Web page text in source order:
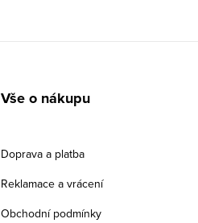
Vše o nákupu
Doprava a platba
Reklamace a vrácení
Obchodní podmínky